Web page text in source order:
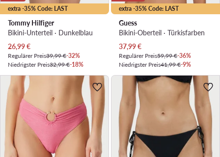
extra -35% Code: LAST
Tommy Hilfiger
Bikini-Unterteil · Dunkelblau
Aktueller Preis
26,99€
Regulärer Preis39,99 €-32%
Niedrigster Preis32,99 €-18%
extra -35% Code: LAST
Guess
Bikini-Oberteil · Türkisfarben
Aktueller Preis
37,99€
Regulärer Preis59,99 €-36%
Niedrigster Preis41,99 €-9%